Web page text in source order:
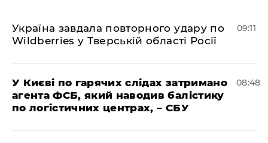
Україна завдала повторного удару по
Wildberries у Тверській області Росії
09:11
У Києві по гарячих слідах затримано
агента ФСБ, який наводив балістику
по логістичних центрах, – СБУ
08:48